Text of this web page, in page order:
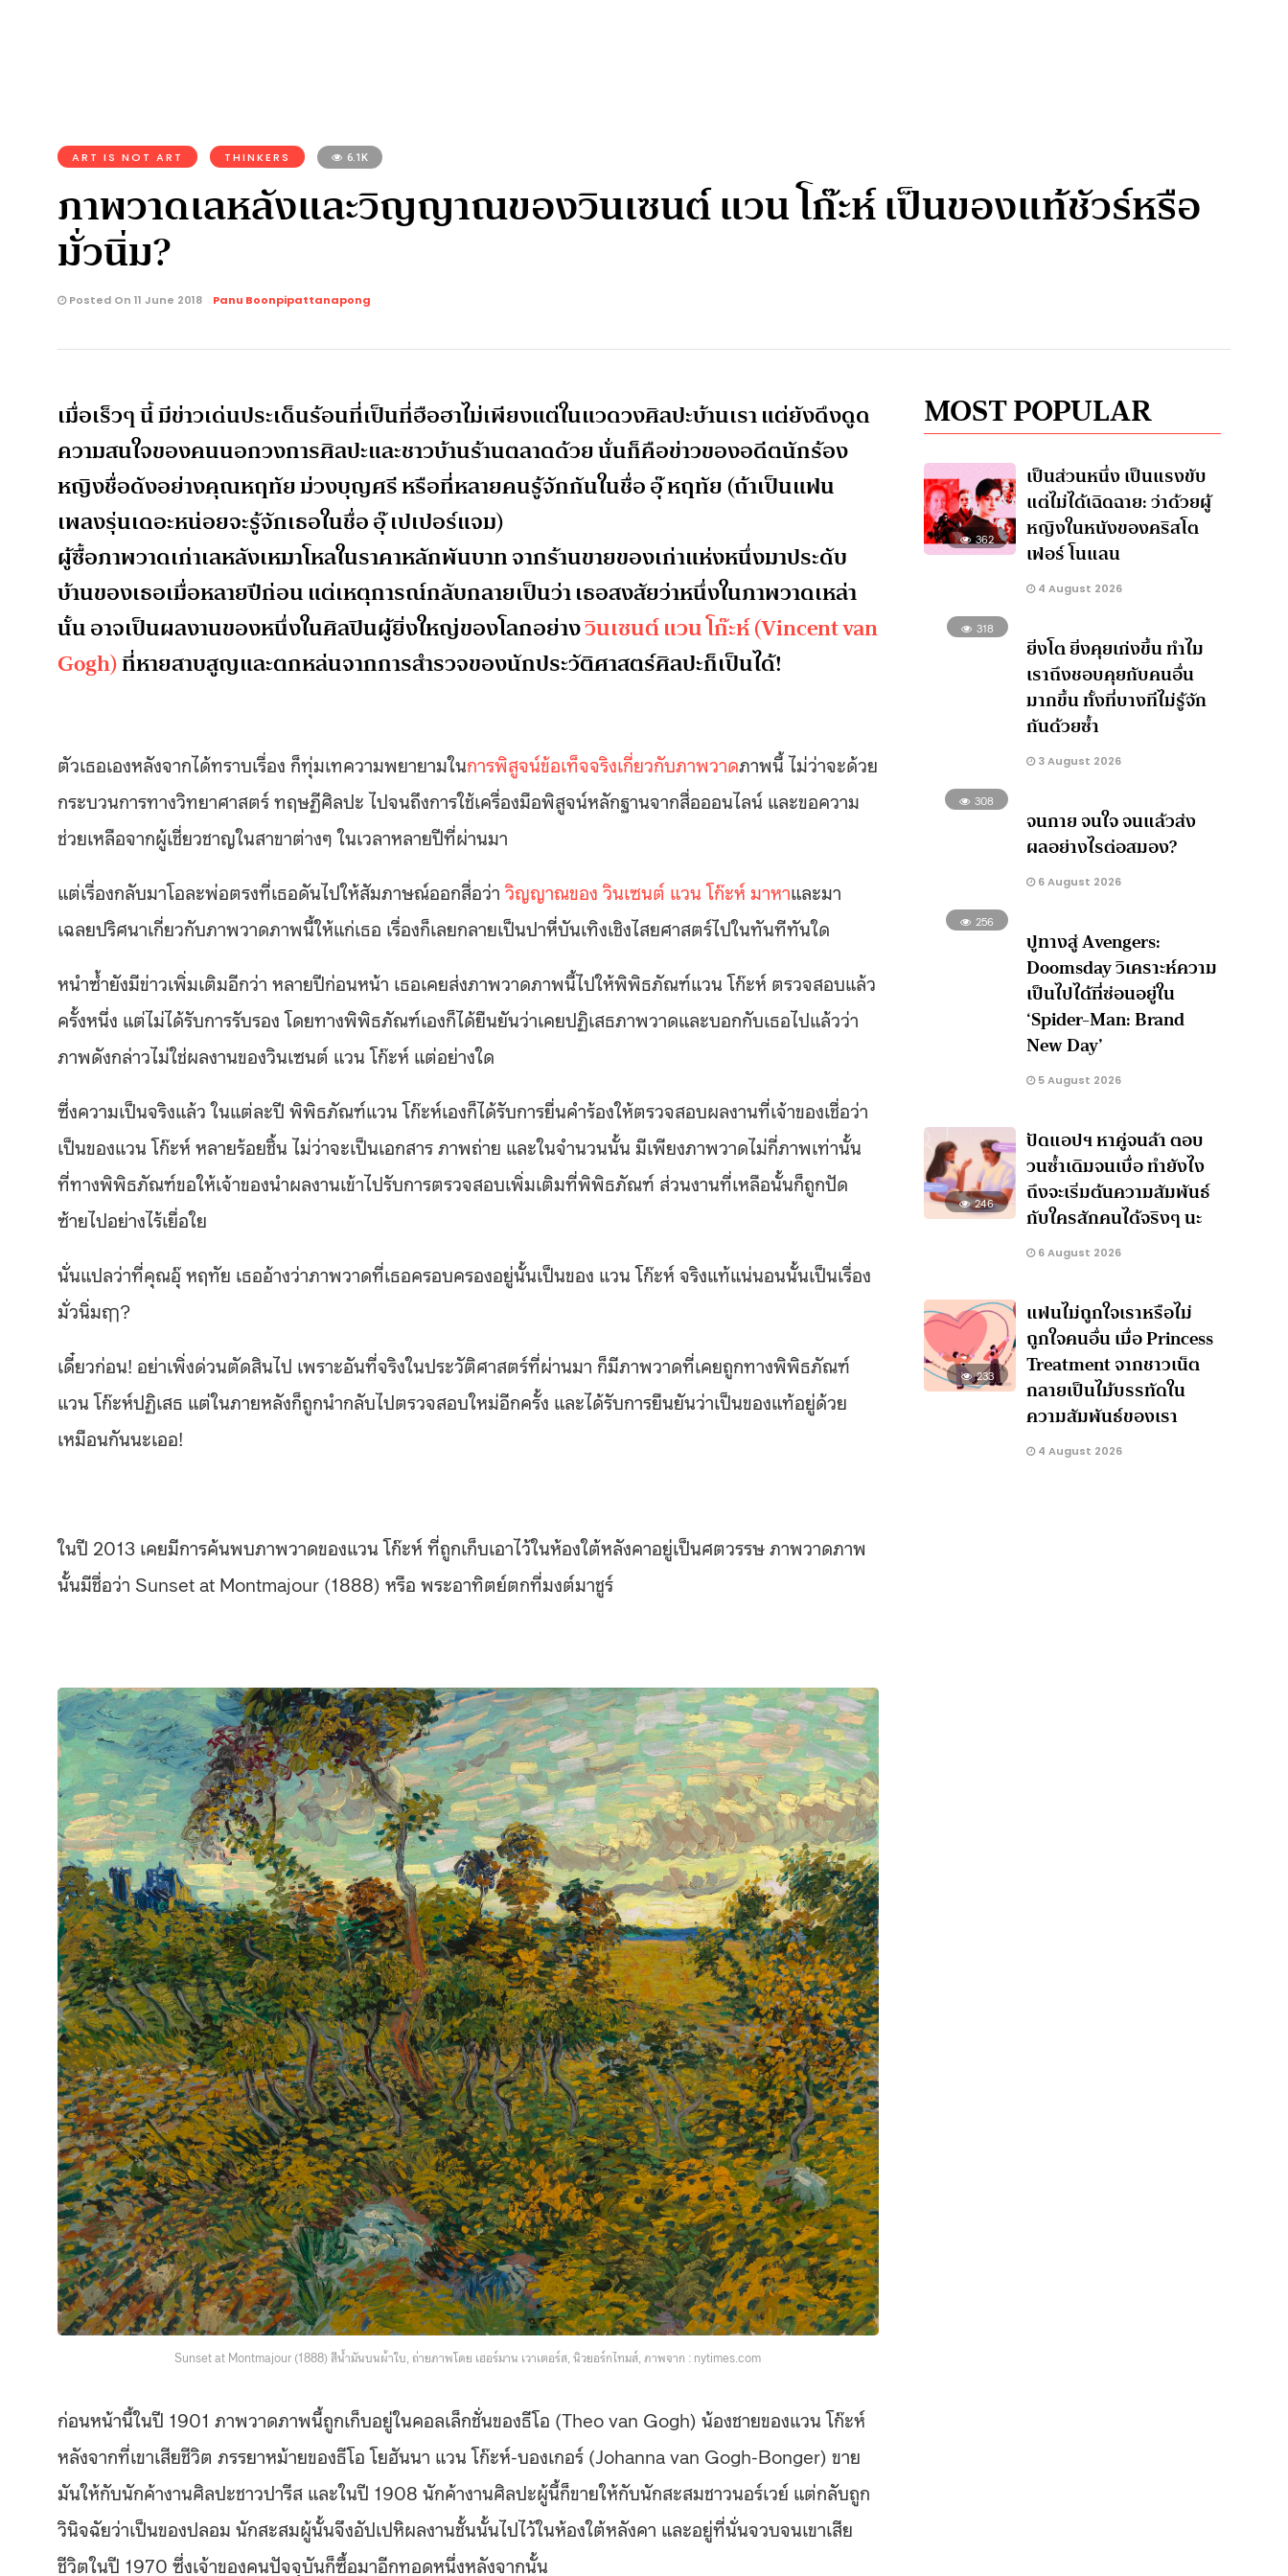
ART IS NOT ART THINKERS 6.1K
ภาพวาดเลหลังและวิญญาณของวินเซนต์ แวน โก๊ะห์ เป็นของแท้ชัวร์หรือ
มั่วนิ่ม?
Posted On 11 June 2018 Panu Boonpipattanapong
เมื่อเร็วๆ นี้ มีข่าวเด่นประเด็นร้อนที่เป็นที่ฮือฮาไม่เพียงแต่ในแวดวงศิลปะบ้านเรา แต่ยังดึงดูด
ความสนใจของคนนอกวงการศิลปะและชาวบ้านร้านตลาดด้วย นั่นก็คือข่าวของอดีตนักร้อง
หญิงชื่อดังอย่างคุณหฤทัย ม่วงบุญศรี หรือที่หลายคนรู้จักกันในชื่อ อุ๊ หฤทัย (ถ้าเป็นแฟน
เพลงรุ่นเดอะหน่อยจะรู้จักเธอในชื่อ อุ๊ เปเปอร์แจม)
ผู้ซื้อภาพวาดเก่าเลหลังเหมาโหลในราคาหลักพันบาท จากร้านขายของเก่าแห่งหนึ่งมาประดับ
บ้านของเธอเมื่อหลายปีก่อน แต่เหตุการณ์กลับกลายเป็นว่า เธอสงสัยว่าหนึ่งในภาพวาดเหล่า
นั้น อาจเป็นผลงานของหนึ่งในศิลปินผู้ยิ่งใหญ่ของโลกอย่างวินเซนต์ แวน โก๊ะห์ (Vincent van
Gogh)ที่หายสาบสูญและตกหล่นจากการสำรวจของนักประวัติศาสตร์ศิลปะก็เป็นได้!
ตัวเธอเองหลังจากได้ทราบเรื่อง ก็ทุ่มเทความพยายามในการพิสูจน์ข้อเท็จจริงเกี่ยวกับภาพวาดภาพนี้ ไม่ว่าจะด้วย
กระบวนการทางวิทยาศาสตร์ ทฤษฏีศิลปะ ไปจนถึงการใช้เครื่องมือพิสูจน์หลักฐานจากสื่อออนไลน์ และขอความ
ช่วยเหลือจากผู้เชี่ยวชาญในสาขาต่างๆ ในเวลาหลายปีที่ผ่านมา
แต่เรื่องกลับมาโอละพ่อตรงที่เธอดันไปให้สัมภาษณ์ออกสื่อว่า วิญญาณของ วินเซนต์ แวน โก๊ะห์ มาหาและมา
เฉลยปริศนาเกี่ยวกับภาพวาดภาพนี้ให้แก่เธอ เรื่องก็เลยกลายเป็นปาหี่บันเทิงเชิงไสยศาสตร์ไปในทันทีทันใด
หนำซ้ำยังมีข่าวเพิ่มเติมอีกว่า หลายปีก่อนหน้า เธอเคยส่งภาพวาดภาพนี้ไปให้พิพิธภัณฑ์แวน โก๊ะห์ ตรวจสอบแล้ว
ครั้งหนึ่ง แต่ไม่ได้รับการรับรอง โดยทางพิพิธภัณฑ์เองก็ได้ยืนยันว่าเคยปฏิเสธภาพวาดและบอกกับเธอไปแล้วว่า
ภาพดังกล่าวไม่ใช่ผลงานของวินเซนต์ แวน โก๊ะห์ แต่อย่างใด
ซึ่งความเป็นจริงแล้ว ในแต่ละปี พิพิธภัณฑ์แวน โก๊ะห์เองก็ได้รับการยื่นคำร้องให้ตรวจสอบผลงานที่เจ้าของเชื่อว่า
เป็นของแวน โก๊ะห์ หลายร้อยชิ้น ไม่ว่าจะเป็นเอกสาร ภาพถ่าย และในจำนวนนั้น มีเพียงภาพวาดไม่กี่ภาพเท่านั้น
ที่ทางพิพิธภัณฑ์ขอให้เจ้าของนำผลงานเข้าไปรับการตรวจสอบเพิ่มเติมที่พิพิธภัณฑ์ ส่วนงานที่เหลือนั้นก็ถูกปัด
ซ้ายไปอย่างไร้เยื่อใย
นั่นแปลว่าที่คุณอุ๊ หฤทัย เธออ้างว่าภาพวาดที่เธอครอบครองอยู่นั้นเป็นของ แวน โก๊ะห์ จริงแท้แน่นอนนั้นเป็นเรื่อง
มั่วนิ่มฤา?
เดี๋ยวก่อน! อย่าเพิ่งด่วนตัดสินไป เพราะอันที่จริงในประวัติศาสตร์ที่ผ่านมา ก็มีภาพวาดที่เคยถูกทางพิพิธภัณฑ์
แวน โก๊ะห์ปฏิเสธ แต่ในภายหลังก็ถูกนำกลับไปตรวจสอบใหม่อีกครั้ง และได้รับการยืนยันว่าเป็นของแท้อยู่ด้วย
เหมือนกันนะเออ!
ในปี 2013 เคยมีการค้นพบภาพวาดของแวน โก๊ะห์ ที่ถูกเก็บเอาไว้ในห้องใต้หลังคาอยู่เป็นศตวรรษ ภาพวาดภาพ
นั้นมีชื่อว่า Sunset at Montmajour (1888) หรือ พระอาทิตย์ตกที่มงต์มาชูร์
Sunset at Montmajour (1888) สีน้ำมันบนผ้าใบ, ถ่ายภาพโดย เฮอร์มาน เวาเตอร์ส, นิวยอร์กไทมส์, ภาพจาก : nytimes.com
ก่อนหน้านี้ในปี 1901 ภาพวาดภาพนี้ถูกเก็บอยู่ในคอลเล็กชั่นของธีโอ (Theo van Gogh) น้องชายของแวน โก๊ะห์
หลังจากที่เขาเสียชีวิต ภรรยาหม้ายของธีโอ โยฮันนา แวน โก๊ะห์-บองเกอร์ (Johanna van Gogh-Bonger) ขาย
มันให้กับนักค้างานศิลปะชาวปารีส และในปี 1908 นักค้างานศิลปะผู้นี้ก็ขายให้กับนักสะสมชาวนอร์เวย์ แต่กลับถูก
วินิจฉัยว่าเป็นของปลอม นักสะสมผู้นั้นจึงอัปเปหิผลงานชั้นนั้นไปไว้ในห้องใต้หลังคา และอยู่ที่นั่นจวบจนเขาเสีย
ชีวิตในปี 1970 ซึ่งเจ้าของคนปัจจุบันก็ซื้อมาอีกทอดหนึ่งหลังจากนั้น
MOST POPULAR
362
เป็นส่วนหนึ่ง เป็นแรงขับ
แต่ไม่ได้เฉิดฉาย: ว่าด้วยผู้
หญิงในหนังของคริสโต
เฟอร์ โนแลน
4 August 2026
318
ยิ่งโต ยิ่งคุยเก่งขึ้น ทำไม
เราถึงชอบคุยกับคนอื่น
มากขึ้น ทั้งที่บางทีไม่รู้จัก
กันด้วยซ้ำ
3 August 2026
308
จนกาย จนใจ จนแล้วส่ง
ผลอย่างไรต่อสมอง?
6 August 2026
256
ปูทางสู่ Avengers:
Doomsday วิเคราะห์ความ
เป็นไปได้ที่ซ่อนอยู่ใน
‘Spider-Man: Brand
New Day’
5 August 2026
246
ปัดแอปฯ หาคู่จนล้า ตอบ
วนซ้ำเดิมจนเบื่อ ทำยังไง
ถึงจะเริ่มต้นความสัมพันธ์
กับใครสักคนได้จริงๆ นะ
6 August 2026
233
แฟนไม่ถูกใจเราหรือไม่
ถูกใจคนอื่น เมื่อ Princess
Treatment จากชาวเน็ต
กลายเป็นไม้บรรทัดใน
ความสัมพันธ์ของเรา
4 August 2026